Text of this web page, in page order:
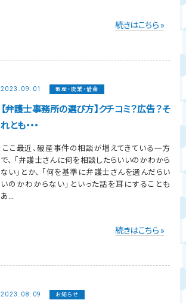
続きはこちら »
2023.09.01 破産・廃業・借金
【弁護士事務所の選び方】クチコミ？広告？そ
れとも・・・
ここ最近、破産事件の相談が増えてきている一方
で、 「弁護士さんに何を相談したらいいのかわから
ない」とか、 「何を基準に弁護士さんを選んだらい
いのかわからない」といった話を耳にすることも
あ...
続きはこちら »
2023.08.09 お知らせ